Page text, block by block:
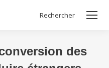
Search:
Rechercher
des